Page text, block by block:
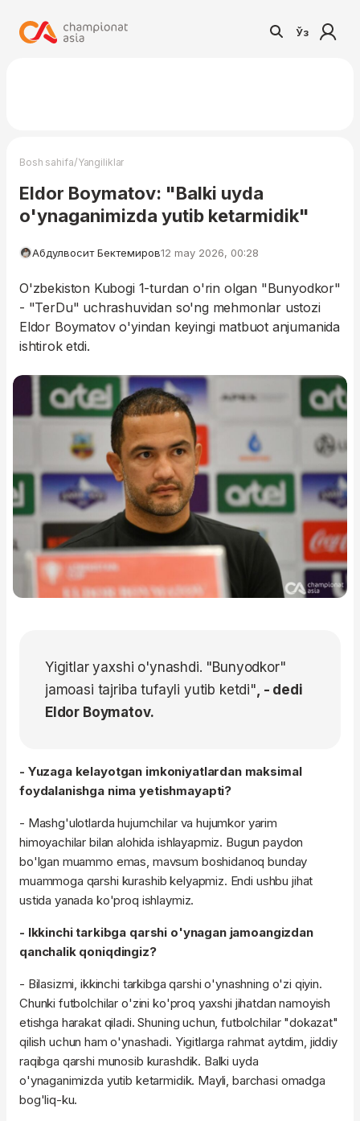
Ўз
Bosh sahifa/Yangiliklar
Eldor Boymatov: "Balki uyda
o'ynaganimizda yutib ketarmidik"
Абдулвосит Бектемиров12 may 2026, 00:28
O'zbekiston Kubogi 1-turdan o'rin olgan "Bunyodkor"
- "TerDu" uchrashuvidan so'ng mehmonlar ustozi
Eldor Boymatov o'yindan keyingi matbuot anjumanida
ishtirok etdi.
Yigitlar yaxshi o'ynashdi. "Bunyodkor"
jamoasi tajriba tufayli yutib ketdi", - dedi
Eldor Boymatov.
- Yuzaga kelayotgan imkoniyatlardan maksimal
foydalanishga nima yetishmayapti?
- Mashg'ulotlarda hujumchilar va hujumkor yarim
himoyachilar bilan alohida ishlayapmiz. Bugun paydon
bo'lgan muammo emas, mavsum boshidanoq bunday
muammoga qarshi kurashib kelyapmiz. Endi ushbu jihat
ustida yanada ko'proq ishlaymiz.
- Ikkinchi tarkibga qarshi o'ynagan jamoangizdan
qanchalik qoniqdingiz?
- Bilasizmi, ikkinchi tarkibga qarshi o'ynashning o'zi qiyin.
Chunki futbolchilar o'zini ko'proq yaxshi jihatdan namoyish
etishga harakat qiladi. Shuning uchun, futbolchilar "dokazat"
qilish uchun ham o'ynashadi. Yigitlarga rahmat aytdim, jiddiy
raqibga qarshi munosib kurashdik. Balki uyda
o'ynaganimizda yutib ketarmidik. Mayli, barchasi omadga
bog'liq-ku.